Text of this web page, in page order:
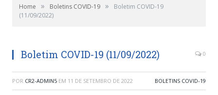
Home » Boletins COVID-19 »
Boletim COVID-19
(11/09/2022)
Boletim COVID-19 (11/09/2022) 0
POR CR2-ADMIN5 EM 11 DE SETEMBRO DE 2022 BOLETINS COVID-19